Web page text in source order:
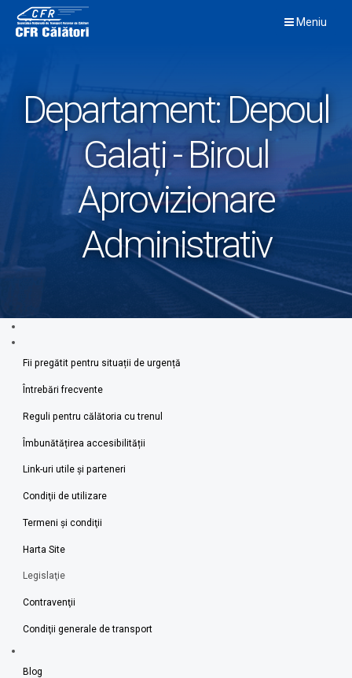
content
Meniu
Departament:Depoul
Galați - Biroul
Aprovizionare
Administrativ
Fii pregătit pentru situații de urgență
Întrebări frecvente
Reguli pentru călătoria cu trenul
Îmbunătățirea accesibilității
Link-uri utile şi parteneri
Condiţii de utilizare
Termeni şi condiţii
Harta Site
Legislaţie
Contravenţii
Condiţii generale de transport
Blog